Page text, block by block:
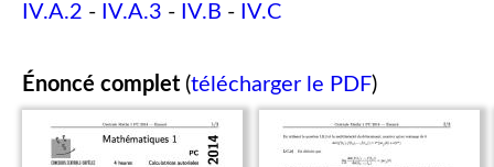
IV.A.2 - IV.A.3 - IV.B - IV.C
Énoncé complet (télécharger le PDF)